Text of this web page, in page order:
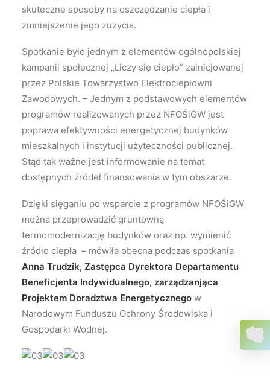
skuteczne sposoby na oszczędzanie ciepła i
zmniejszenie jego zużycia.
Spotkanie było jednym z elementów ogólnopolskiej
kampanii społecznej „Liczy się ciepło” zainicjowanej
przez Polskie Towarzystwo Elektrociepłowni
Zawodowych. – Jednym z podstawowych elementów
programów realizowanych przez NFOŚiGW jest
poprawa efektywności energetycznej budynków
mieszkalnych i instytucji użyteczności publicznej.
Stąd tak ważne jest informowanie na temat
dostępnych źródeł finansowania w tym obszarze.
Dzięki sięganiu po wsparcie z programów NFOŚiGW
można przeprowadzić gruntowną
termomodernizację budynków oraz np. wymienić
źródło ciepła – mówiła obecna podczas spotkania
Anna Trudzik, Zastępca Dyrektora Departamentu
Beneficjenta Indywidualnego, zarządzanjąca
Projektem Doradztwa Energetycznego w
Narodowym Funduszu Ochrony Środowiska i
Gospodarki Wodnej.